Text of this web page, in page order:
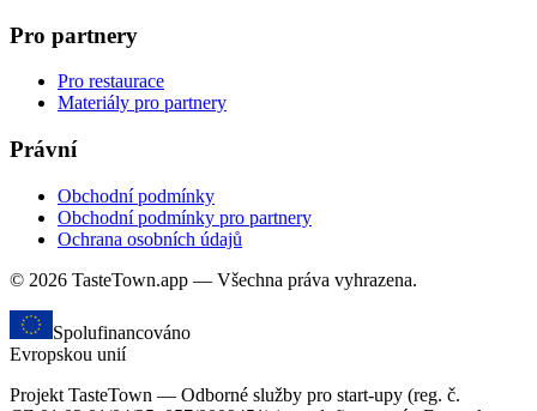
Pro partnery
Pro restaurace
Materiály pro partnery
Právní
Obchodní podmínky
Obchodní podmínky pro partnery
Ochrana osobních údajů
© 2026 TasteTown.app — Všechna práva vyhrazena.
Spolufinancováno
Evropskou unií
Projekt TasteTown — Odborné služby pro start-upy (reg. č.